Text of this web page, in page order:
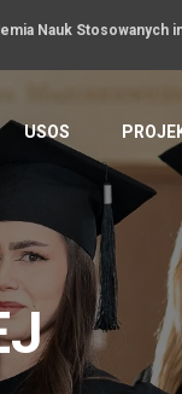
Nauk Stosowanych
USOS